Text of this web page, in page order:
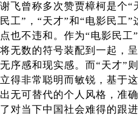
谢飞曾称多次赞贾樟柯是个“
民工”，“天才”和“电影民工
点也不违和。作为“电影民工
将无数的符号装配到一起，
无序感和现实感。而“天才”
立得非常聪明而敏锐，基于
出无可替代的个人风格，准
了对当下中国社会难得的跟